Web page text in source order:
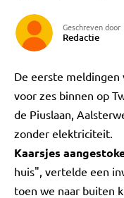
Geschreven door
Redactie
De eerste
voor zes binnen op
de Piuslaan,
zonder elektriciteit.
Kaarsjes
huis", vertelde een
toen we naar buiten